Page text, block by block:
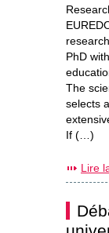
PhD
The
selects
If (…)
Lire